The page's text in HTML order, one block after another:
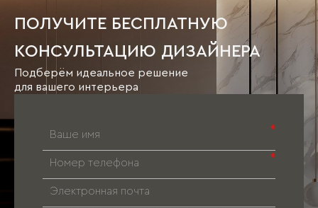
ПОЛУЧИТЕ БЕСПЛАТНУЮ
КОНСУЛЬТАЦИЮ ДИЗАЙНЕРА
Подберём идеальное решение
для вашего интерьера
*
*